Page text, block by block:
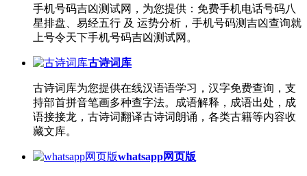
手机号码吉凶测试网，为您提供：免费手机电话号码八
星排盘、易经五行 及 运势分析，手机号码测吉凶查询就
上号令天下手机号码吉凶测试网。
古诗词库
古诗词库为您提供在线汉语语学习，汉字免费查询，支
持部首拼音笔画多种查字法。成语解释，成语出处，成
语接接龙，古诗词翻译古诗词朗诵，各类古籍等内容收
藏文库。
whatsapp网页版